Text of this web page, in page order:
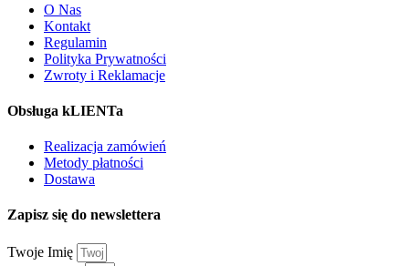
O Nas
Kontakt
Regulamin
Polityka Prywatności
Zwroty i Reklamacje
Obsługa kLIENTa
Realizacja zamówień
Metody płatności
Dostawa
Zapisz się do newslettera
Twoje Imię